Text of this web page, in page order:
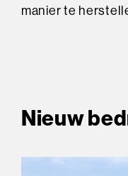
manier te
Nieuw